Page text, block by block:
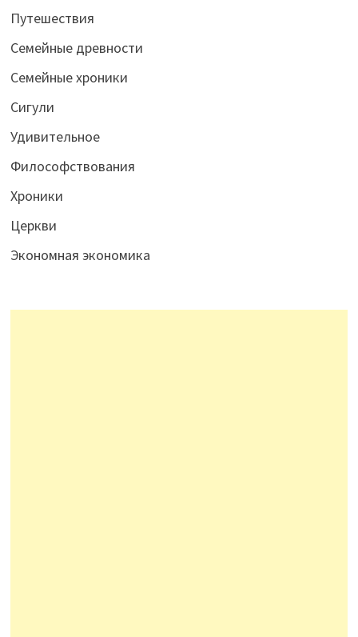
Путешествия
Семейные древности
Семейные хроники
Сигули
Удивительное
Философствования
Хроники
Церкви
Экономная экономика